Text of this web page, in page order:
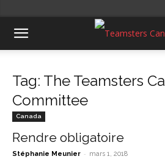
Tag: The Teamsters
Committee
Canada
Rendre obligatoire
Stéphanie Meunier - mars 1, 2018